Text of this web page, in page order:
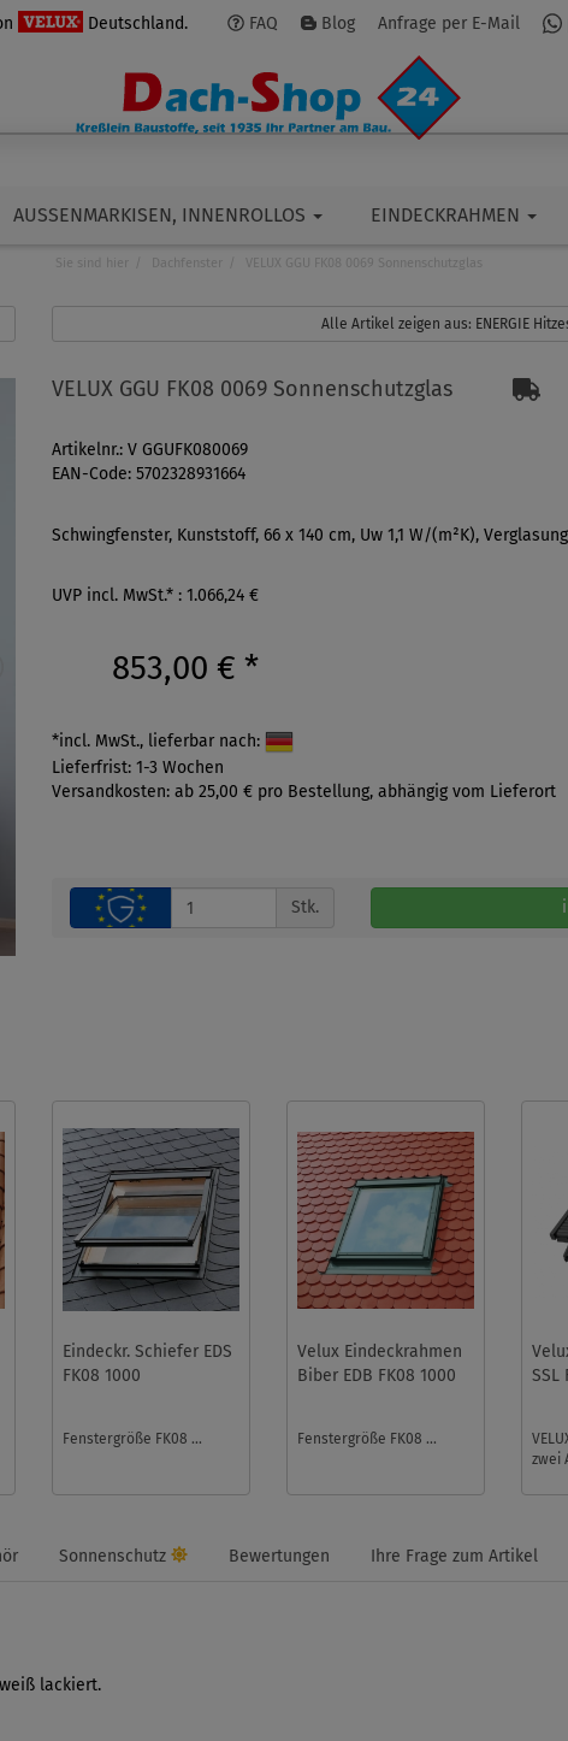
Deutschland. FAQ Blog Anfrage per E-Mail
AUSSENMARKISEN, INNENROLLOS EINDECKRAHMEN
Sie sind hier Dachfenster VELUX GGU FK08 0069 Sonnenschutzglas
Alle Artikel zeigen aus: ENERGIE
VELUX GGU FK08 0069 Sonnenschutzglas
Artikelnr.: V GGUFK080069
EAN-Code: 5702328931664
Schwingfenster, Kunststoff, 66 x 140 cm, Uw 1,1 W/(m²K),
UVP incl. MwSt.* : 1.066,24 €
853,00 € *
*incl. MwSt., lieferbar nach:
Lieferfrist: 1-3 Wochen
Versandkosten: ab 25,00 € pro Bestellung, abhängig vom Lieferort
Stk.
Eindeckr. Schiefer EDS
FK08 1000
Fenstergröße FK08 ...
Velux Eindeckrahmen
Biber EDB FK08 1000
Fenstergröße FK08 ...
SSL
zwei
und
Sonnenschutz Bewertungen Ihre Frage zum Artikel
lackiert.